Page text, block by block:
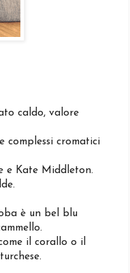
caldo, valore
complessi cromatici
e Kate Middleton.
è un bel blu
il corallo o il